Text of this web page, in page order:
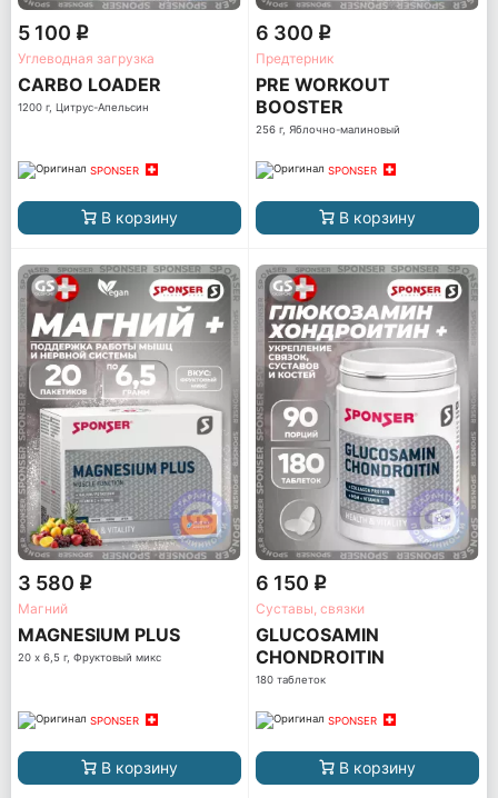
5 100 q
Углеводная загрузка
CARBO LOADER
1200 г, Цитрус-Апельсин
SPONSER
В корзину
6 300 q
Предтерник
PRE WORKOUT
BOOSTER
256 г, Яблочно-малиновый
SPONSER
В корзину
3 580 q
Магний
MAGNESIUM PLUS
20 х 6,5 г, Фруктовый микс
SPONSER
В корзину
6 150 q
Суставы, связки
GLUCOSAMIN
CHONDROITIN
180 таблеток
SPONSER
В корзину